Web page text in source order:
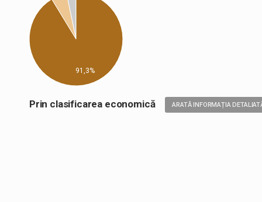
91,3%
Prin clasificarea economică ARATĂ INFORMAȚIA